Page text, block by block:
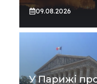
09.08.2026
У Парижі